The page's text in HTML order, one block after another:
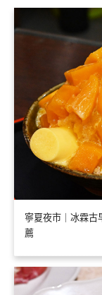
寧夏夜市｜冰霖古
薦